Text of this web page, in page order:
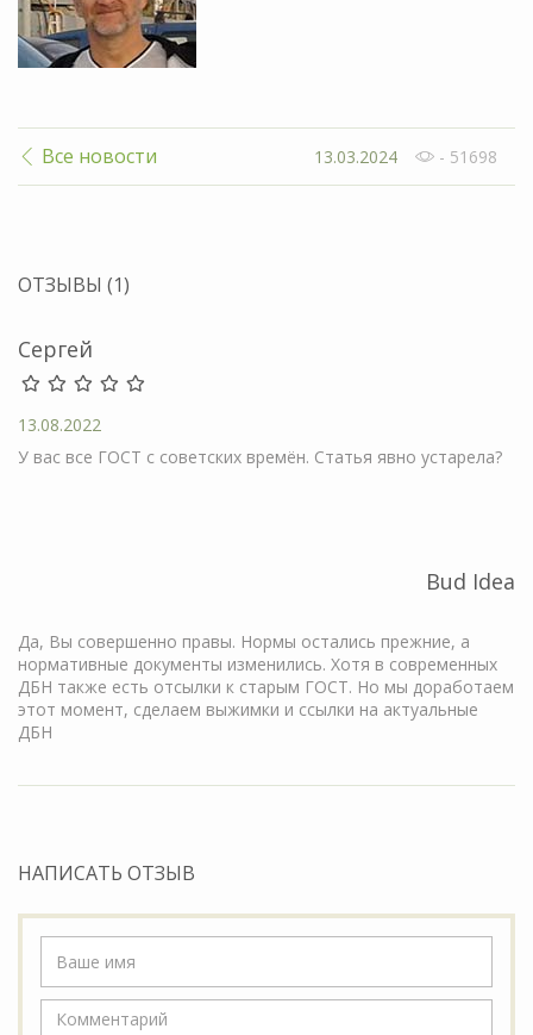
Все новости 13.03.2024 - 51698
ОТЗЫВЫ (1)
Сергей
13.08.2022
У вас все ГОСТ с советских времён. Статья явно устарела?
Bud Idea
Да, Вы совершенно правы. Нормы остались прежние, а
нормативные документы изменились. Хотя в современных
ДБН также есть отсылки к старым ГОСТ. Но мы доработаем
этот момент, сделаем выжимки и ссылки на актуальные
ДБН
НАПИСАТЬ ОТЗЫВ